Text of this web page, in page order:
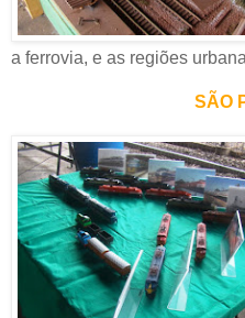
a ferrovia, e as regiões
SÃO